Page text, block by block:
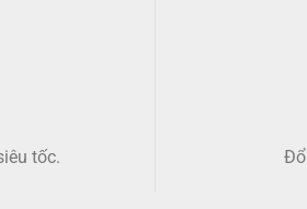
tốc.